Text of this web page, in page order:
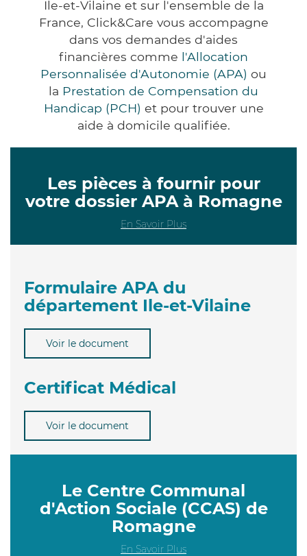
Ile-et-Vilaine et sur l'ensemble de la
France, Click&Care vous accompagne
dans vos demandes d'aides
financières comme l'Allocation
Personnalisée d'Autonomie (APA) ou
la Prestation de Compensation du
Handicap (PCH) et pour trouver une
aide à domicile qualifiée.
Les pièces à fournir pour
votre dossier APA à Romagne
En Savoir Plus
Formulaire APA du
département Ile-et-Vilaine
Voir le document
Certificat Médical
Voir le document
Le Centre Communal
d'Action Sociale (CCAS) de
Romagne
En Savoir Plus